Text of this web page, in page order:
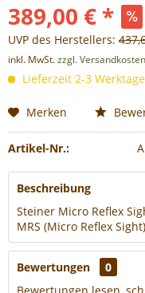
389,00 € *
UVP des Herstellers:
inkl. MwSt.zzgl. Versandkosten
Lieferzeit 2-3 Werktage
Merken
Artikel-Nr.:
Beschreibung
Steiner Micro Reflex
MRS (Micro Reflex
Bewertungen
0